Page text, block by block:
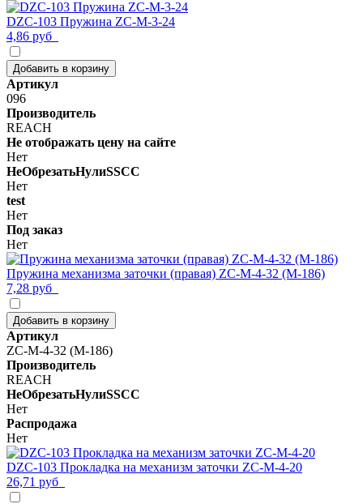
DZC-103 Пружина ZC-M-3-24
4,86 руб
Добавить в корзину
Артикул
096
Производитель
REACH
Не отображать цену на сайте
Нет
НеОбрезатьНулиSSCC
Нет
test
Нет
Под заказ
Нет
Пружина механизма заточки (правая) ZC-M-4-32 (M-186)
7,28 руб
Добавить в корзину
Артикул
ZC-M-4-32 (M-186)
Производитель
REACH
НеОбрезатьНулиSSCC
Нет
Распродажа
Нет
DZC-103 Прокладка на механизм заточки ZC-M-4-20
26,71 руб